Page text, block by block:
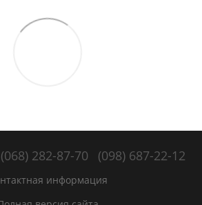
(068) 282-87-70 (098) 687-22-12
информация